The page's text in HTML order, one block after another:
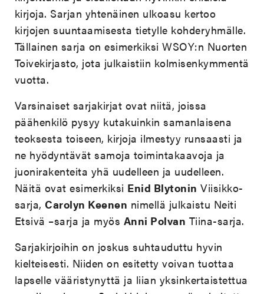
kirjoja. Sarjan yhtenäinen ulkoasu kertoo
kirjojen suuntaamisesta tietylle kohderyhmälle.
Tällainen sarja on esimerkiksi WSOY:n Nuorten
Toivekirjasto, jota julkaistiin kolmisenkymmentä
vuotta.
Varsinaiset sarjakirjat ovat niitä, joissa
päähenkilö pysyy kutakuinkin samanlaisena
teoksesta toiseen, kirjoja ilmestyy runsaasti ja
ne hyödyntävät samoja toimintakaavoja ja
juonirakenteita yhä uudelleen ja uudelleen.
Näitä ovat esimerkiksi Enid Blytonin Viisikko-
sarja,Carolyn Keenen nimellä julkaistu Neiti
Etsivä –sarja ja myös Anni Polvan Tiina-sarja.
Sarjakirjoihin on joskus suhtauduttu hyvin
kielteisesti. Niiden on esitetty voivan tuottaa
lapselle vääristynyttä ja liian yksinkertaistettua